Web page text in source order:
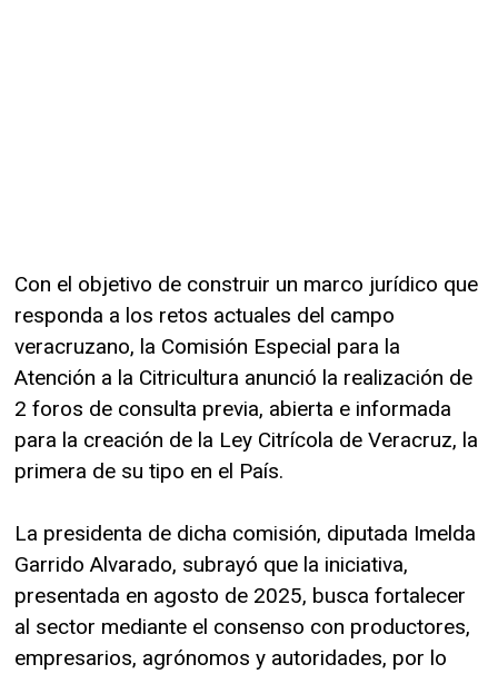
Con el objetivo de construir un marco jurídico que
responda a los retos actuales del campo
veracruzano, la Comisión Especial para la
Atención a la Citricultura anunció la realización de
2 foros de consulta previa, abierta e informada
para la creación de la Ley Citrícola de Veracruz, la
primera de su tipo en el País.
La presidenta de dicha comisión, diputada Imelda
Garrido Alvarado, subrayó que la iniciativa,
presentada en agosto de 2025, busca fortalecer
al sector mediante el consenso con productores,
empresarios, agrónomos y autoridades, por lo